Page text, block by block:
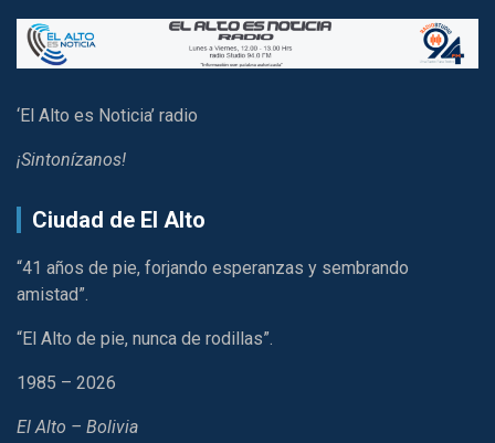
‘El Alto es Noticia’ radio
¡Sintonízanos!
Ciudad de El Alto
“41 años de pie, forjando esperanzas y sembrando
amistad”.
“El Alto de pie, nunca de rodillas”.
1985 – 2026
El Alto – Bolivia